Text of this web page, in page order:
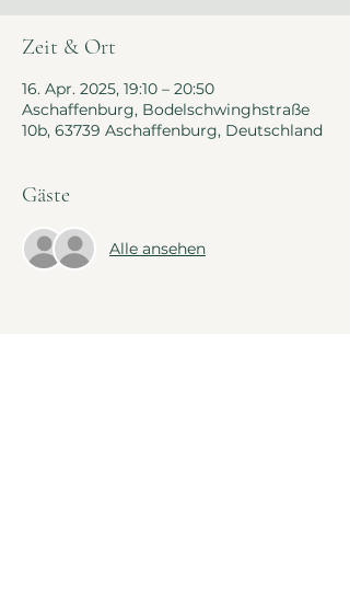
Zeit & Ort
16. Apr. 2025, 19:10 – 20:50
Aschaffenburg, Bodelschwinghstraße
10b, 63739 Aschaffenburg, Deutschland
Gäste
Alle ansehen